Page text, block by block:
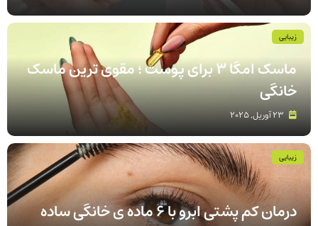
ماسک امگا 3 برای پوست ؛ مقوی ترین ماسک
خانگی
زیبایی
درمان کم پشتی ابرو با 6 ماده ی خانگی ساده
زیبایی